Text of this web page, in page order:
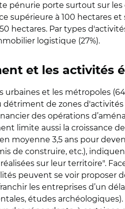
pénurie porte surtout sur
supérieure à 100 hectares
hectares. Par types
logistique (27%).
et les activités
et les métropoles
détriment de zones
des opérations
limite aussi la croissance
moyenne 3,5 ans pour
de construire, etc.),
sur leur territoire".
peuvent se voir
les entreprises d’un
études